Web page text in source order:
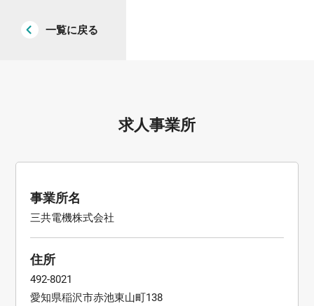
一覧に戻る
求人事業所
事業所名
三共電機株式会社
住所
492-8021
愛知県稲沢市赤池東山町138